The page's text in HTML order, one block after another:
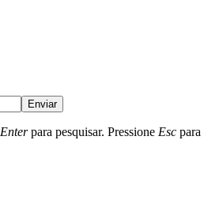
Enviar
Enterpara pesquisar. Pressione Esc para